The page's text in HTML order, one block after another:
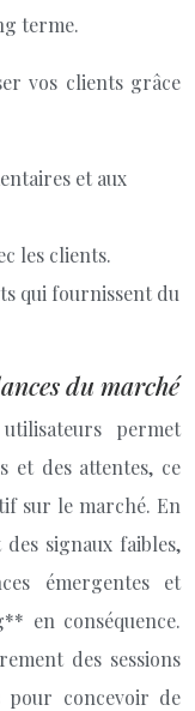
terme.
vos clients grâce
et aux
les clients.
qui fournissent du
du marché
permet
et des attentes, ce
sur le marché. En
signaux faibles,
émergentes et
en conséquence.
des sessions
pour concevoir de